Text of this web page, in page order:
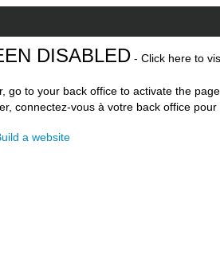
DISABLED - Click here to
go to your back office to activate the
connectez-vous à votre back office
a website